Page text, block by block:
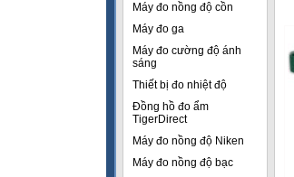
Máy đo nồng độ cồn
Máy đo ga
Máy đo cường độ ánh
sáng
Thiết bị đo nhiệt độ
Đồng hồ đo ẩm
TigerDirect
Máy đo nồng độ Niken
Máy đo nồng độ bạc